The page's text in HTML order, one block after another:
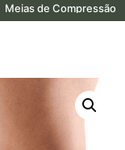
Meias de Compressão